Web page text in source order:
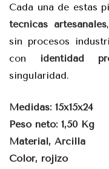
Cada una de estas
técnicas artesanales
sin procesos
con
identidad
singularidad.
Medidas: 15x15x24
Peso neto: 1,50 Kg
Material, Arcilla
Color, rojizo